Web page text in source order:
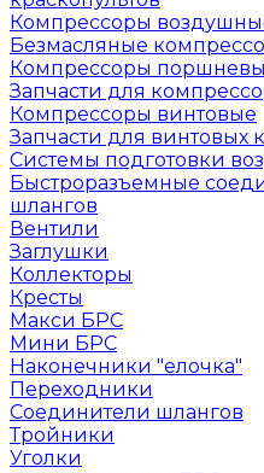
Компрессоры
Безмасляные
Компрессоры
Запчасти для
Компрессоры винтовые
Запчасти для винтовых
Системы подготовки
Быстроразъемные
шлангов
Вентили
Заглушки
Коллекторы
Кресты
Макси БРС
Мини БРС
Наконечники "елочка"
Переходники
Соединители шлангов
Тройники
Уголки